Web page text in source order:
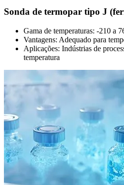
Sonda de termopar tipo J
Gama de temperaturas: -210 a
Vantagens: Adequado para
Aplicações: Indústrias de
temperatura